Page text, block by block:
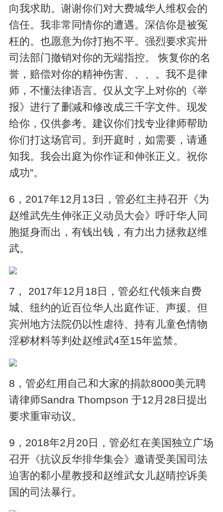
向我求助。谢谢你们对大费城华人维权会的
信任。我非常同情你的遭遇。深信你是被冤
枉的。也愿意为你打抱不平。强烈要求宾卅
司法部门撤销对你的无端指控。 恢复你的名
誉，赔偿对你的精神伤害、、、。我不是律
师，不懂法律语言。仅从文字上对你的《举
报》进行了删减和修改成三千字文件。现发
给你，仅供参考。建议你们找专业律师帮助
你们打这场官司。到开庭时，如需要，请通
知我。我会出庭为你作证和伸张正义。祝你
成功”。
6，2017年12月13日，管必红主持召开《为
赵维武先生伸张正义动员大会》呼吁华人同
胞挺身而出，有钱出钱，有力出力拯救赵维
武。
7， 2017年12月18日，管必红代领来自费
城、纽约的近百位华人出庭作证、声援。但
宾州地方法院仍以性虐待、持有儿童色情物
淫秽材料等判处赵维武4至15年监禁。
8，管必红用自己和大家的捐款8000美元聘
请律师Sandra Thompson 于12月28日提出
要求重审动议。
9，2018年2月20日，管必红在美国独立广场
召开《抗议反华排华集会》邀请受美国司法
迫害的郗小星教授和赵维武女儿赵晴控诉美
国的司法暴行。